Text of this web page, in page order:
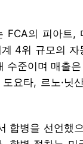
FCA의 피아트,
4위 규모의
수준이며 매출
요타, 르노·닛
합병을 선언했